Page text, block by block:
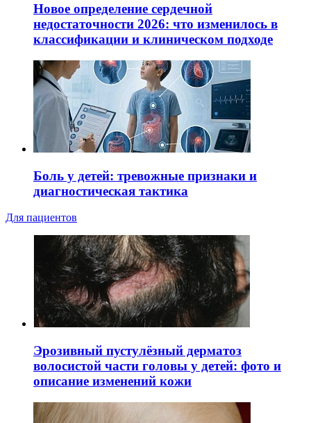
Новое определение сердечной
недостаточности 2026: что изменилось в
классификации и клиническом подходе
Боль у детей: тревожные признаки и
диагностическая тактика
Для пациентов
Эрозивный пустулёзный дерматоз
волосистой части головы у детей: фото и
описание изменений кожи